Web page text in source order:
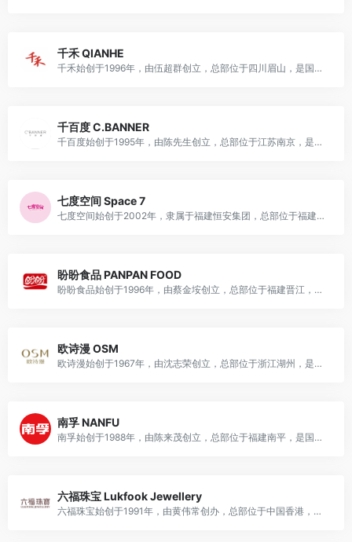
千禾 QIANHE
千禾始创于1996年，由伍超群创立，总部位于四川眉山，是国民知名调味品品牌，主营酱油、食醋、料酒、蚝油等产品，兼具多元业务，是国内零添加调味品行业龙头品牌。
千百度 C.BANNER
千百度始创于1995年，由陈先生创立，总部位于江苏南京，是国民知名鞋履品牌，主营男女鞋、童鞋、手袋等产品，兼具多元业务，是国内中高档鞋履行业龙头品牌。
七度空间 Space 7
七度空间始创于2002年，隶属于福建恒安集团，总部位于福建晋江，是国民知名女性护理品牌，主营卫生巾、护垫、安睡裤等产品，兼具多元业务，是国内女性护理行业龙头品牌。
盼盼食品 PANPAN FOOD
盼盼食品始创于1996年，由蔡金垵创立，总部位于福建晋江，是国民知名休闲食品品牌，主营烘焙、膨化、饮料等休闲食品，兼具多元业务，是国家农业产业化重点龙头企业。
欧诗漫 OSM
欧诗漫始创于1967年，由沈志荣创立，总部位于浙江湖州，是国民知名护肤品牌，主营珍珠护肤、彩妆、身体护理等美妆护肤产品，兼具零售、批发等多元业务。
南孚 NANFU
南孚始创于1988年，由陈来茂创立，总部位于福建南平，是国民知名电池品牌，主营碱性电池、充电电池、充电宝、电池充电器等能源产品，兼具零售、批发等多元业务。
六福珠宝 Lukfook Jewellery
六福珠宝始创于1991年，由黄伟常创办，总部位于中国香港，是国际知名黄金珠宝品牌，主营黄铂金首饰、钻石、玉器、珠宝首饰及钟表等产品，兼具零售、批发、商标授权等多元业务。